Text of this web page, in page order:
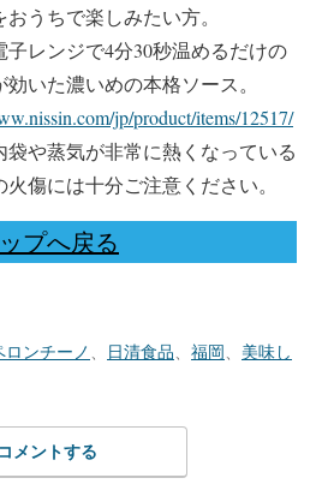
うちで楽しみたい方。
レンジで4分30秒温めるだけの
いた濃いめの本格ソース。
jp/product/items/12517/
や蒸気が非常に熱くなっている
傷には十分ご注意ください。
プへ戻る
ロンチーノ 日清食品 福岡
美味し
コメントする